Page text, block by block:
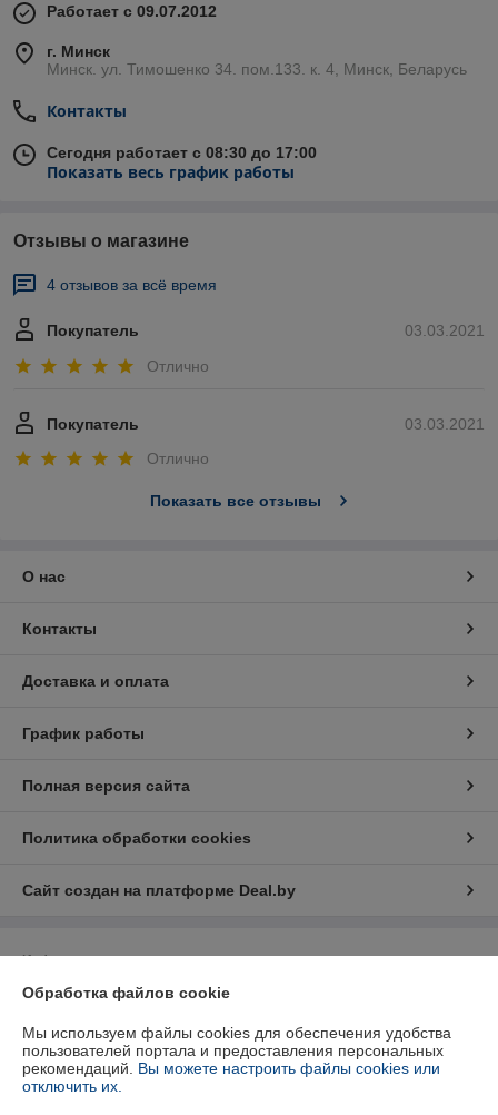
Работает с 09.07.2012
г. Минск
Минск. ул. Тимошенко 34. пом.133. к. 4, Минск, Беларусь
Контакты
Сегодня работает с 08:30 до 17:00
Показать весь график работы
Отзывы о магазине
4 отзывов за всё время
03.03.2021
Покупатель
Отлично
03.03.2021
Покупатель
Отлично
Показать все отзывы
О нас
Контакты
Доставка и оплата
График работы
Полная версия сайта
Политика обработки cookies
Сайт создан на платформе Deal.by
Информация для покупателя
Юридическое лицо:Частное предприятие "Ком Седика"
Регистрационный номер ЕГР: 191720086
УНП: 191720086
Обработка файлов cookie
Мы используем файлы cookies для обеспечения удобства
пользователей портала и предоставления персональных
рекомендаций. Вы можете настроить файлы cookies или
отключить их.